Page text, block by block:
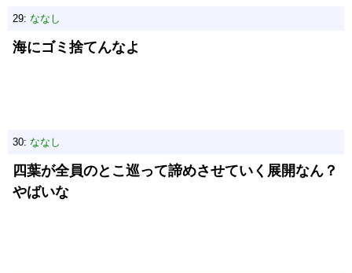
29: ななし
海にゴミ捨てんなよ
30: ななし
四葉が全員のとこ巡って諦めさせていく展開なん？
やばいな